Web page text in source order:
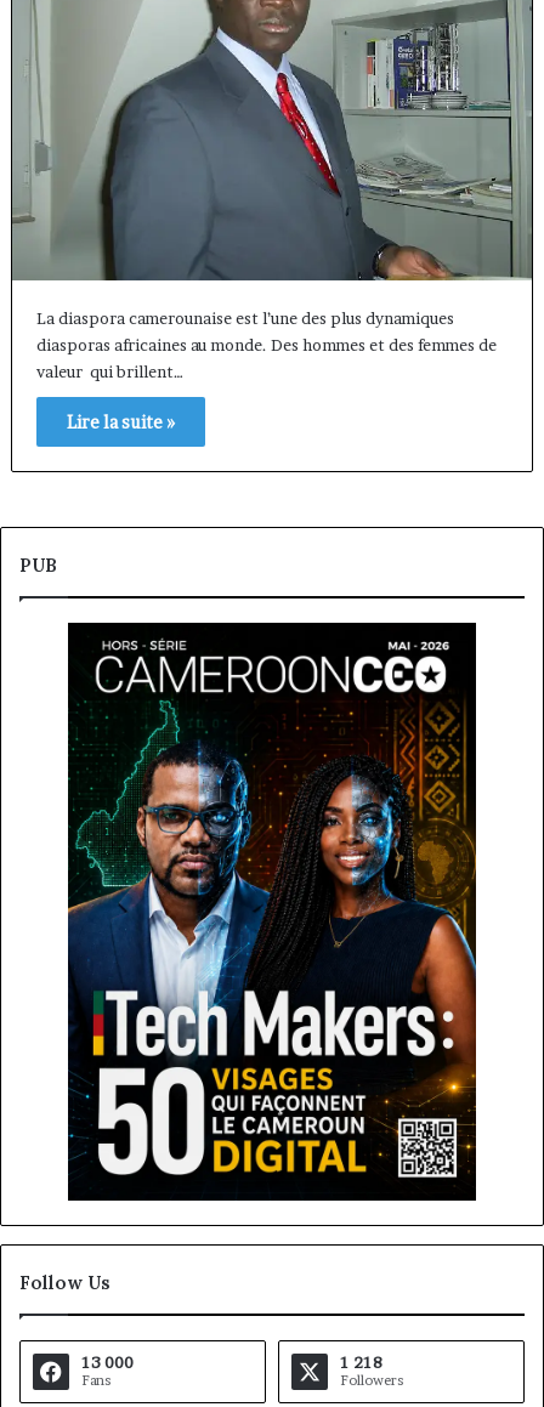
La diaspora camerounaise est l’une des plus dynamiques
diasporas africaines au monde. Des hommes et des femmes de
valeur qui brillent…
Lire la suite »
PUB
Follow Us
13 000
Fans
1 218
Followers